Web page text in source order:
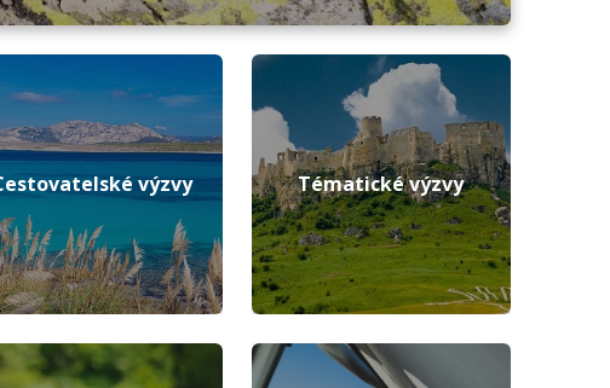
výzvy Tématické výzvy